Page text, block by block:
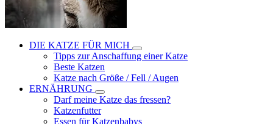
DIE KATZE FÜR MICH
Tipps zur Anschaffung einer Katze
Beste Katzen
Katze nach Größe / Fell / Augen
ERNÄHRUNG
Darf meine Katze das fressen?
Katzenfutter
Essen für Katzenbabys